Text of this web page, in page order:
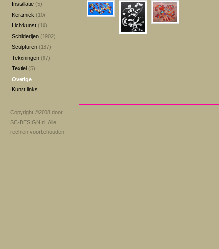
Installatie (5)
Keramiek (10)
Lichtkunst (10)
Schilderijen (1902)
Sculpturen (187)
Tekeningen (87)
Textiel (5)
Overige
Kunst links
Copyright ©2008 door
SC-DESIGN.nl . Alle
rechten voorbehouden.